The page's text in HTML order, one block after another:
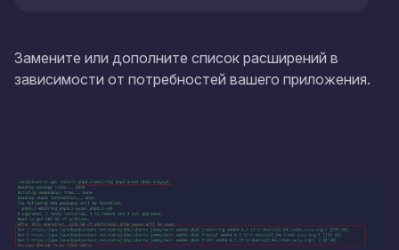
Замените или дополните список расширений в
зависимости от потребностей вашего приложения.